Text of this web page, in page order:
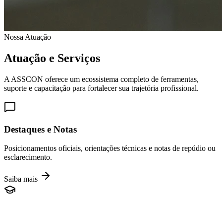
Nossa Atuação
Atuação e Serviços
A ASSCON oferece um ecossistema completo de ferramentas,
suporte e capacitação para fortalecer sua trajetória profissional.
Destaques e Notas
Posicionamentos oficiais, orientações técnicas e notas de repúdio ou
esclarecimento.
Saiba mais